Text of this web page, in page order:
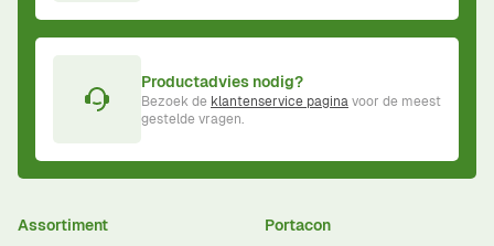
Productadvies nodig?
Bezoek de klantenservice paginavoor de meest
gestelde vragen.
Assortiment
Portacon